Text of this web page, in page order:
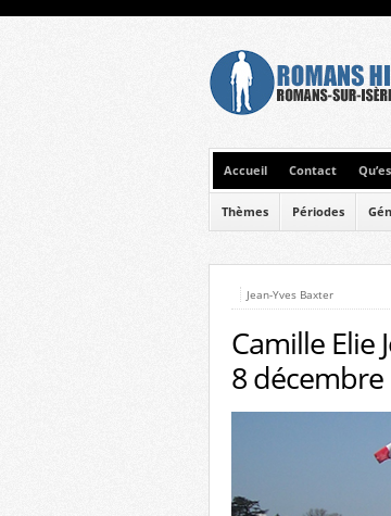
Accueil Contact
Thèmes Périodes
Jean-Yves Baxter
Camille Elie
8 décembre